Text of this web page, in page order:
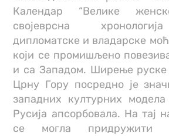
Календар “Велике
својеврсна
дипломатске и владарске
који се промишљено
и са Западом. Ширење руске
Црну Гору посредно је
западних културних модела
Русија апсорбовала. На тај
се могла придружити